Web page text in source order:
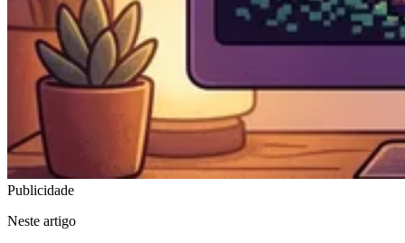
Publicidade
Neste artigo